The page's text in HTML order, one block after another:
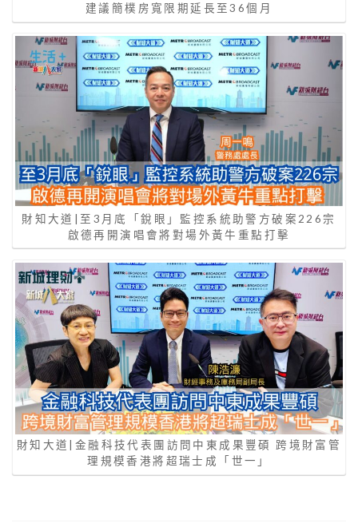
建議簡樸房寬限期延長至36個月
財知大道|至3月底「銳眼」監控系統助警方破案226宗
啟德再開演唱會將對場外黃牛重點打擊
財知大道|金融科技代表團訪問中東成果豐碩 跨境財富管
理規模香港將超瑞士成「世一」